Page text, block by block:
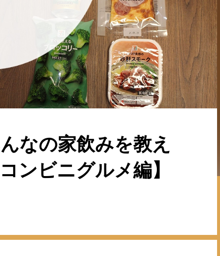
なの家飲みを教え
ンビニグルメ編】